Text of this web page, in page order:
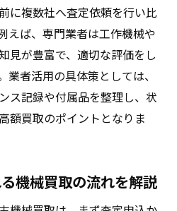
高い業者で安心売却を実
とにまとめ売りの適正価
スムーズな買取手続きの
額査定を狙う機械の準備
に複数社へ査定依頼を行い比
えば、専門業者は工作機械や
見が豊富で、適切な評価をし
業者活用の具体策としては、
ス記録や付属品を整理し、状
額買取のポイントとなりま
機械買取の流れを解説